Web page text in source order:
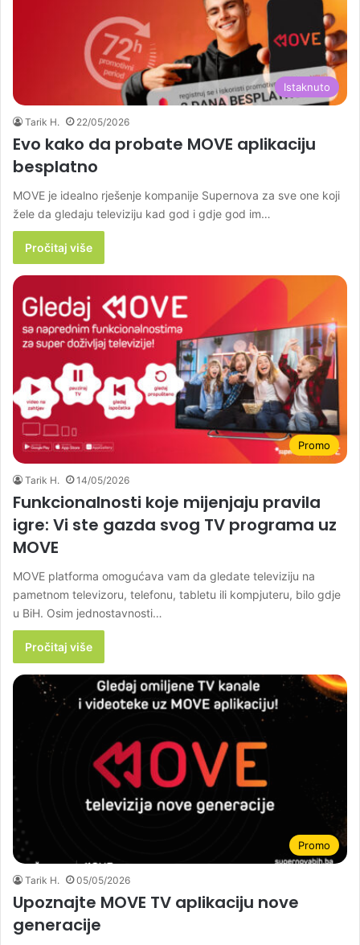
Istaknuto
Tarik H. 22/05/2026
Evo kako da probate MOVE aplikaciju
besplatno
MOVE je idealno rješenje kompanije Supernova za sve one koji
žele da gledaju televiziju kad god i gdje god im…
Pročitaj više
Promo
Tarik H. 14/05/2026
Funkcionalnosti koje mijenjaju pravila
igre: Vi ste gazda svog TV programa uz
MOVE
MOVE platforma omogućava vam da gledate televiziju na
pametnom televizoru, telefonu, tabletu ili kompjuteru, bilo gdje
u BiH. Osim jednostavnosti…
Pročitaj više
Promo
Tarik H. 05/05/2026
Upoznajte MOVE TV aplikaciju nove
generacije